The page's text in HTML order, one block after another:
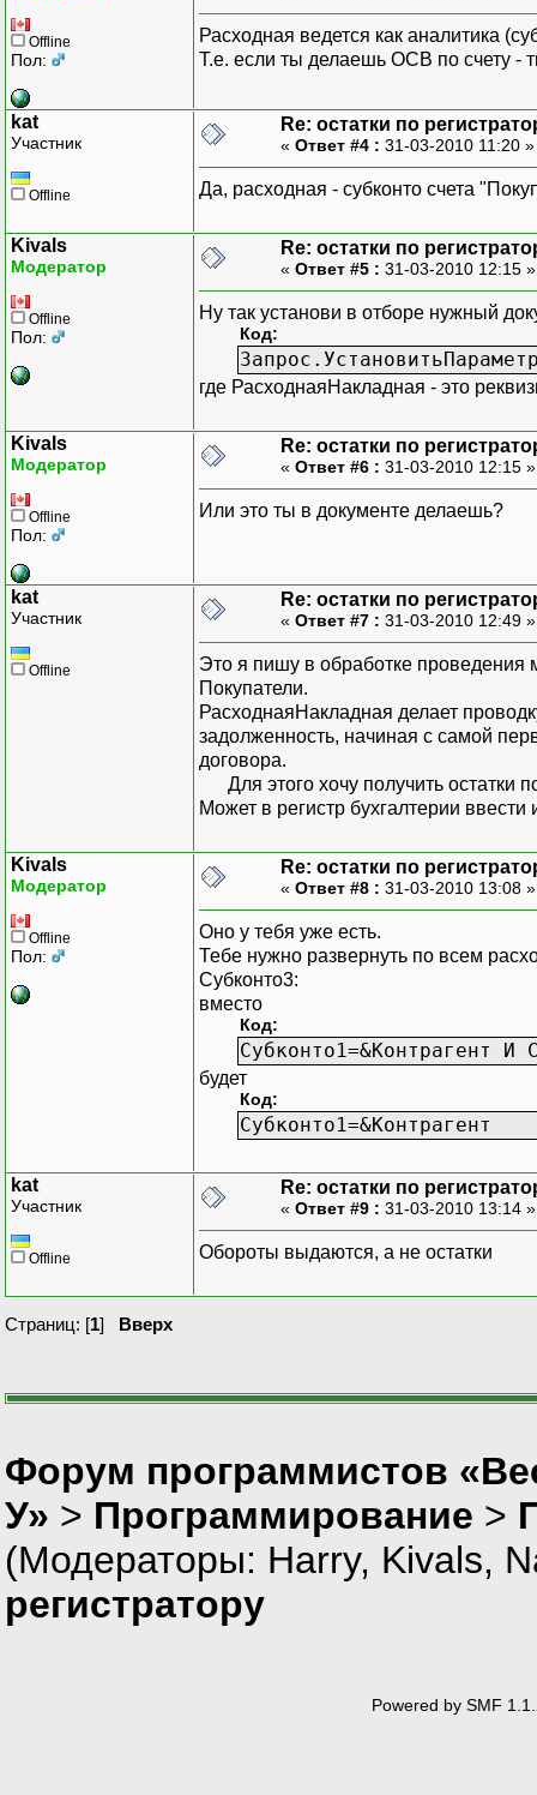
Offline
Пол:
Расходная ведется как аналитика
Т.е. если ты делаешь ОСВ по счету -
kat
Участник
Offline
Re: остатки по
« Ответ #4 : 31-03-2010 11:20
Да, расходная - субконто счета
Kivals
Модератор
Offline
Пол:
Re: остатки по
« Ответ #5 : 31-03-2010 12:15
Ну так установи в отборе нужный
Код:
где РасходнаяНакладная - это
Kivals
Модератор
Offline
Пол:
Re: остатки по
« Ответ #6 : 31-03-2010 12:15
Или это ты в документе делаешь?
kat
Участник
Offline
Re: остатки по
« Ответ #7 : 31-03-2010 12:49
Это я пишу в обработке проведения
Покупатели.
РасходнаяНакладная делает
задолженность, начиная с самой
договора.
Для этого хочу получить остатки
Может в регистр бухгалтерии
Kivals
Модератор
Offline
Пол:
Re: остатки по
« Ответ #8 : 31-03-2010 13:08
Оно у тебя уже есть.
Тебе нужно развернуть по всем
Субконто3:
вместо
Код:
Субконто1=&Контрагент И
будет
Код:
Субконто1=&Контрагент
kat
Участник
Offline
Re: остатки по
« Ответ #9 : 31-03-2010 13:14
Обороты выдаются, а не остатки
Страниц: [1] Вверх
Форум программистов
У» > Программирование >
(Модераторы: Harry, Kivals,
регистратору
Powered by SMF